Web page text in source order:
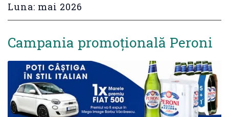
Luna: mai 2026
Campania promoțională Peroni